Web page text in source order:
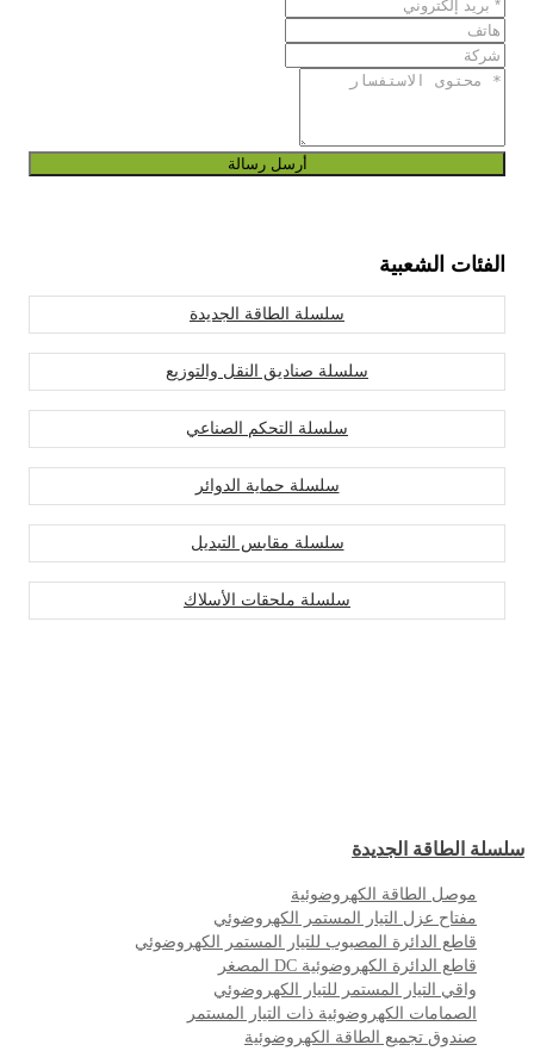
أرسل رسالة
الفئات الشعبية
سلسلة الطاقة الجديدة
سلسلة صناديق النقل والتوزيع
سلسلة التحكم الصناعي
سلسلة حماية الدوائر
سلسلة مقابس التبديل
سلسلة ملحقات الأسلاك
سلسلة الطاقة الجديدة
موصل الطاقة الكهروضوئية
مفتاح عزل التيار المستمر الكهروضوئي
قاطع الدائرة المصبوب للتيار المستمر الكهروضوئي
قاطع الدائرة الكهروضوئية DC المصغر
واقي التيار المستمر للتيار الكهروضوئي
الصمامات الكهروضوئية ذات التيار المستمر
صندوق تجميع الطاقة الكهروضوئية